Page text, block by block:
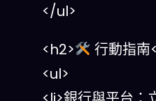
</ul>
<h2>
行動指
<ul>